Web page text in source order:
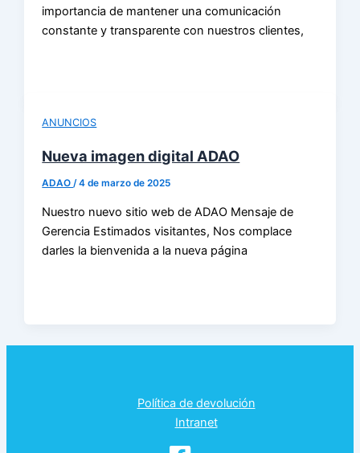
importancia de mantener una comunicación
constante y transparente con nuestros clientes,
ANUNCIOS
Nueva imagen digital ADAO
ADAO/4 de marzo de 2025
Nuestro nuevo sitio web de ADAO Mensaje de
Gerencia Estimados visitantes, Nos complace
darles la bienvenida a la nueva página
Política de devolución
Intranet